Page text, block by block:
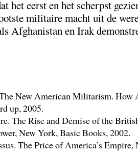
het eerst en het scherpst
militaire macht uit de
Afghanistan en Irak
New American Militarism. How
up, 2005.
The Rise and Demise of the
New York, Basic Books, 2002.
The Price of America’s Empire,